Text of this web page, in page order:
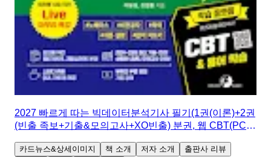
2027 빠르게 따는 빅데이터분석기사 필기(1권(이론)+2권
(빈출 족보+기출&모의고사+XO빈출) 분권, 웹 CBT(PC/
카드뉴스&상세이미지 책 소개 저자 소개 출판사 리뷰